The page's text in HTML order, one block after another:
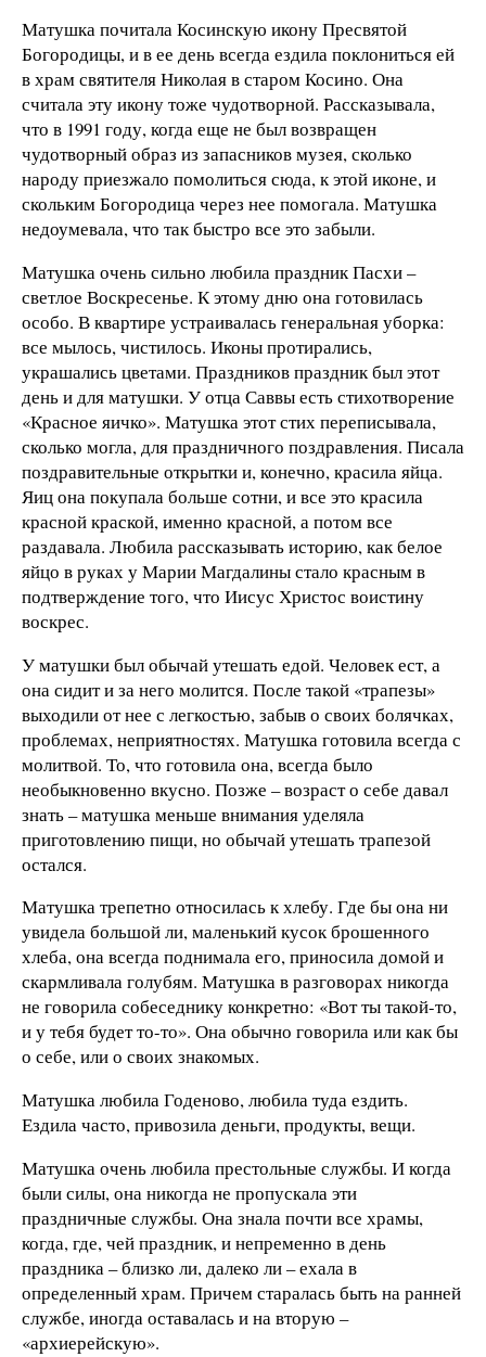
Матушка почитала Косинскую икону Пресвятой
Богородицы, и в ее день всегда ездила поклониться ей
в храм святителя Николая в старом Косино. Она
считала эту икону тоже чудотворной. Рассказывала,
что в 1991 году, когда еще не был возвращен
чудотворный образ из запасников музея, сколько
народу приезжало помолиться сюда, к этой иконе, и
скольким Богородица через нее помогала. Матушка
недоумевала, что так быстро все это забыли.
Матушка очень сильно любила праздник Пасхи –
светлое Воскресенье. К этому дню она готовилась
особо. В квартире устраивалась генеральная уборка:
все мылось, чистилось. Иконы протирались,
украшались цветами. Праздников праздник был этот
день и для матушки. У отца Саввы есть стихотворение
«Красное яичко». Матушка этот стих переписывала,
сколько могла, для праздничного поздравления. Писала
поздравительные открытки и, конечно, красила яйца.
Яиц она покупала больше сотни, и все это красила
красной краской, именно красной, а потом все
раздавала. Любила рассказывать историю, как белое
яйцо в руках у Марии Магдалины стало красным в
подтверждение того, что Иисус Христос воистину
воскрес.
У матушки был обычай утешать едой. Человек ест, а
она сидит и за него молится. После такой «трапезы»
выходили от нее с легкостью, забыв о своих болячках,
проблемах, неприятностях. Матушка готовила всегда с
молитвой. То, что готовила она, всегда было
необыкновенно вкусно. Позже – возраст о себе давал
знать – матушка меньше внимания уделяла
приготовлению пищи, но обычай утешать трапезой
остался.
Матушка трепетно относилась к хлебу. Где бы она ни
увидела большой ли, маленький кусок брошенного
хлеба, она всегда поднимала его, приносила домой и
скармливала голубям. Матушка в разговорах никогда
не говорила собеседнику конкретно: «Вот ты такой-то,
и у тебя будет то-то». Она обычно говорила или как бы
о себе, или о своих знакомых.
Матушка любила Годеново, любила туда ездить.
Ездила часто, привозила деньги, продукты, вещи.
Матушка очень любила престольные службы. И когда
были силы, она никогда не пропускала эти
праздничные службы. Она знала почти все храмы,
когда, где, чей праздник, и непременно в день
праздника – близко ли, далеко ли – ехала в
определенный храм. Причем старалась быть на ранней
службе, иногда оставалась и на вторую –
«архиерейскую».